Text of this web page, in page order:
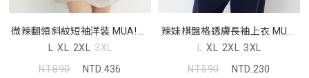
微辣翻領斜紋短袖洋裝 MUA! 中
大尺碼洋裝
L XL 2XL 3XL
NT.890
NTD.436
辣妹棋盤格透膚長袖上衣 MUA!
中大尺碼上衣
L XL 2XL 3XL
NT.590
NTD.230